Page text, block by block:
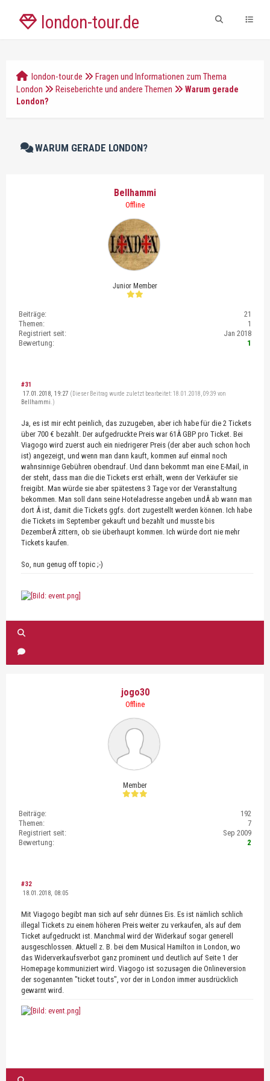
london-tour.de
london-tour.de
Fragen und Informationen zum Thema
London
Reiseberichte und andere Themen
Warum gerade
London?
WARUM GERADE LONDON?
Bellhammi
Offline
Junior Member
Beiträge:
21
Themen:
1
Registriert seit:
Jan 2018
Bewertung:
1
#31
17.01.2018, 19:27 (Dieser Beitrag wurde zuletzt bearbeitet: 18.01.2018, 09:39 von
Bellhammi .)
Ja, es ist mir echt peinlich, das zuzugeben, aber ich habe für die 2 Tickets
über 700 € bezahlt. Der aufgedruckte Preis war 61Â GBP pro Ticket. Bei
Viagogo wird zuerst auch ein niedrigerer Preis (der aber auch schon hoch
ist) angezeigt, und wenn man dann kauft, kommen auf einmal noch
wahnsinnige Gebühren obendrauf. Und dann bekommt man eine E-Mail, in
der steht, dass man die die Tickets erst erhält, wenn der Verkäufer sie
freigibt. Man würde sie aber spätestens 3 Tage vor der Veranstaltung
bekommen. Man soll dann seine Hoteladresse angeben undÂ ab wann man
dort Â ist, damit die Tickets ggfs. dort zugestellt werden können. Ich habe
die Tickets im September gekauft und bezahlt und musste bis
DezemberÂ zittern, ob sie überhaupt kommen. Ich würde dort nie mehr
Tickets kaufen.
So, nun genug off topic ;-)
jogo30
Offline
Member
Beiträge:
192
Themen:
7
Registriert seit:
Sep 2009
Bewertung:
2
#32
18.01.2018, 08:05
Mit Viagogo begibt man sich auf sehr dünnes Eis. Es ist nämlich schlich
illegal Tickets zu einem höheren Preis weiter zu verkaufen, als auf dem
Ticket aufgedruckt ist. Manchmal wird der Widerkauf sogar generell
ausgeschlossen. Aktuell z. B. bei dem Musical Hamilton in London, wo
das Widerverkaufsverbot ganz prominent und deutlich auf Seite 1 der
Homepage kommuniziert wird. Viagogo ist sozusagen die Onlineversion
der sogenannten "ticket touts", vor der in London immer ausdrücklich
gewarnt wird.